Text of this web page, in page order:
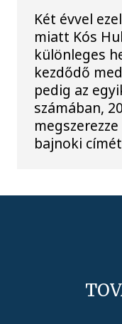
Két évvel
miatt Kós
különleges
kezdődő
pedig az
számában,
bajnoki